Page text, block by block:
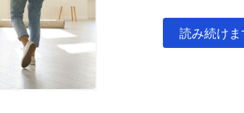
読み続けま